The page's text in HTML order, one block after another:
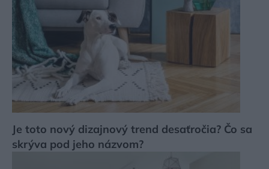
Je toto nový dizajnový trend desaťročia? Čo sa
skrýva pod jeho názvom?